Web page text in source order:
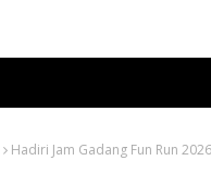
Hadiri Jam Gadang Fun Run